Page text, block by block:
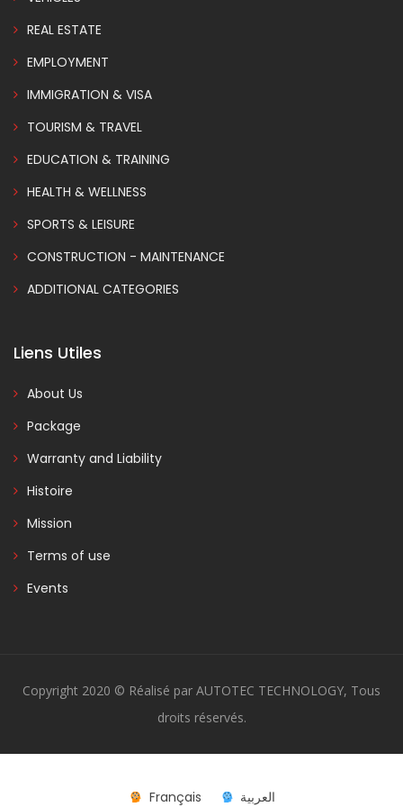
REAL ESTATE
EMPLOYMENT
IMMIGRATION & VISA
TOURISM & TRAVEL
EDUCATION & TRAINING
HEALTH & WELLNESS
SPORTS & LEISURE
CONSTRUCTION - MAINTENANCE
ADDITIONAL CATEGORIES
Liens Utiles
About Us
Package
Warranty and Liability
Histoire
Mission
Terms of use
Events
Copyright 2020 © Réalisé par AUTOTEC TECHNOLOGY, Tous
droits réservés.
Français العربية